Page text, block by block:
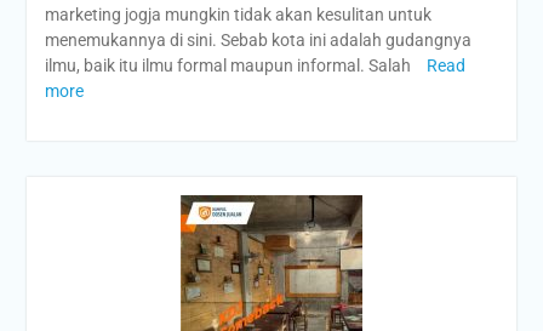
marketing jogja mungkin tidak akan kesulitan untuk
menemukannya di sini. Sebab kota ini adalah gudangnya
ilmu, baik itu ilmu formal maupun informal. Salah
Read
more